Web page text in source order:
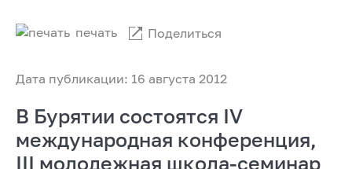
Дата публикации: 16 августа 2012
печать Поделиться
В Бурятии состоятся IV
международная конференция,
III молодежная школа-семинар